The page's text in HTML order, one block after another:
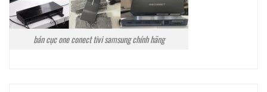
bán cục one conect tivi samsung chính hãng